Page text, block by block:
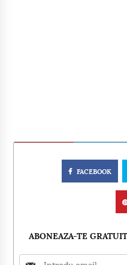
FACEBOOK
ABONEAZA-TE